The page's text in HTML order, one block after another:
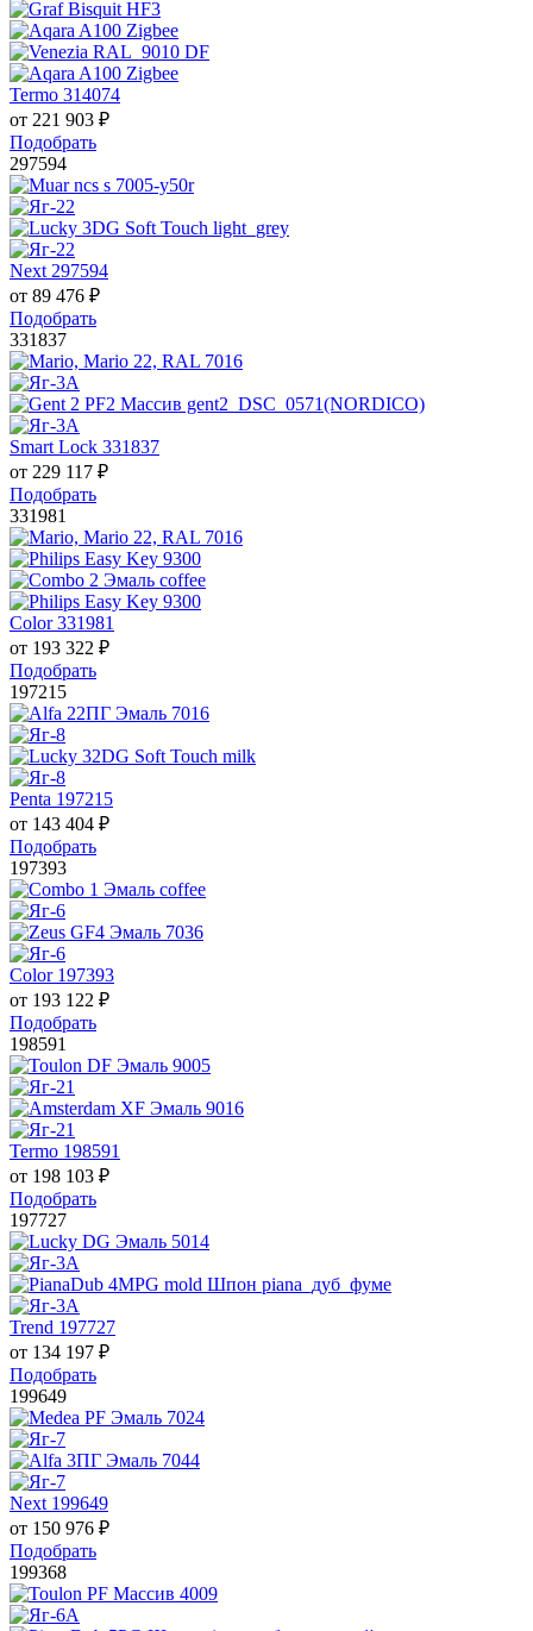
Termo 314074
от 221 903 ₽
Подобрать
297594
Next 297594
от 89 476 ₽
Подобрать
331837
Smart Lock 331837
от 229 117 ₽
Подобрать
331981
Color 331981
от 193 322 ₽
Подобрать
197215
Penta 197215
от 143 404 ₽
Подобрать
197393
Color 197393
от 193 122 ₽
Подобрать
198591
Termo 198591
от 198 103 ₽
Подобрать
197727
Trend 197727
от 134 197 ₽
Подобрать
199649
Next 199649
от 150 976 ₽
Подобрать
199368